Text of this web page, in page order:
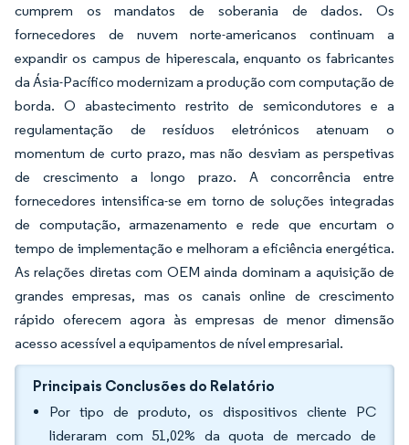
cumprem os mandatos de soberania de dados. Os
fornecedores de nuvem norte-americanos continuam a
expandir os campus de hiperescala, enquanto os fabricantes
da Ásia-Pacífico modernizam a produção com computação de
borda. O abastecimento restrito de semicondutores e a
regulamentação de resíduos eletrónicos atenuam o
momentum de curto prazo, mas não desviam as perspetivas
de crescimento a longo prazo. A concorrência entre
fornecedores intensifica-se em torno de soluções integradas
de computação, armazenamento e rede que encurtam o
tempo de implementação e melhoram a eficiência energética.
As relações diretas com OEM ainda dominam a aquisição de
grandes empresas, mas os canais online de crescimento
rápido oferecem agora às empresas de menor dimensão
acesso acessível a equipamentos de nível empresarial.
Principais Conclusões do Relatório
Por tipo de produto, os dispositivos cliente PC
lideraram com 51,02% da quota de mercado de